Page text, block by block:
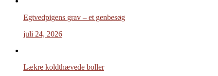
Egtvedpigens grav – et genbesøg
juli 24, 2026
Lækre koldthævede boller